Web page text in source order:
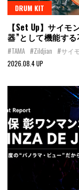
DRUM KIT
【Set Up】サイ
器”として機能す
#TAMA #Zildjian #サイ
2026.08.4 UP